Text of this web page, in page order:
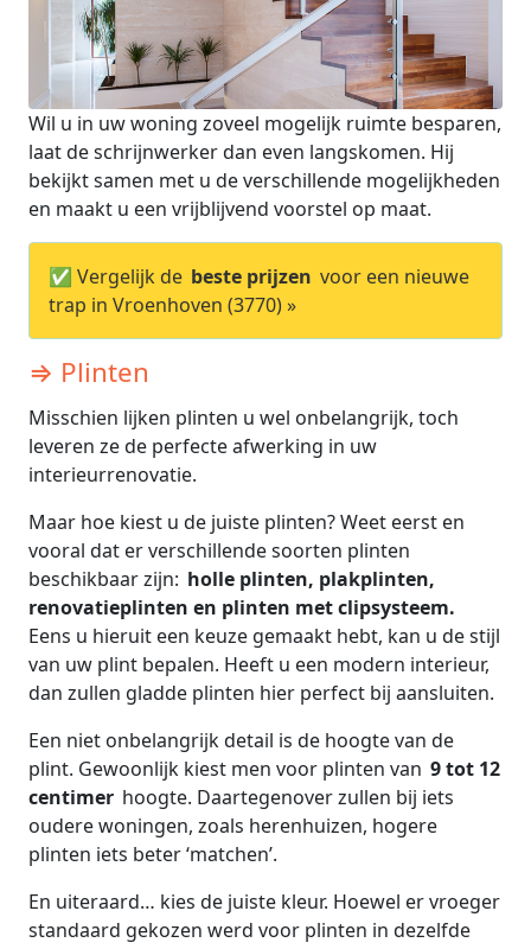
Wil u in uw woning zoveel mogelijk ruimte besparen,
laat de schrijnwerker dan even langskomen. Hij
bekijkt samen met u de verschillende mogelijkheden
en maakt u een vrijblijvend voorstel op maat.
✅ Vergelijk de beste prijzen voor een nieuwe
trap in Vroenhoven (3770) »
⇒ Plinten
Misschien lijken plinten u wel onbelangrijk, toch
leveren ze de perfecte afwerking in uw
interieurrenovatie.
Maar hoe kiest u de juiste plinten? Weet eerst en
vooral dat er verschillende soorten plinten
beschikbaar zijn: holle plinten, plakplinten,
renovatieplinten en plinten met clipsysteem.
Eens u hieruit een keuze gemaakt hebt, kan u de stijl
van uw plint bepalen. Heeft u een modern interieur,
dan zullen gladde plinten hier perfect bij aansluiten.
Een niet onbelangrijk detail is de hoogte van de
plint. Gewoonlijk kiest men voor plinten van 9 tot 12
centimer hoogte. Daartegenover zullen bij iets
oudere woningen, zoals herenhuizen, hogere
plinten iets beter ‘matchen’.
En uiteraard… kies de juiste kleur. Hoewel er vroeger
standaard gekozen werd voor plinten in dezelfde